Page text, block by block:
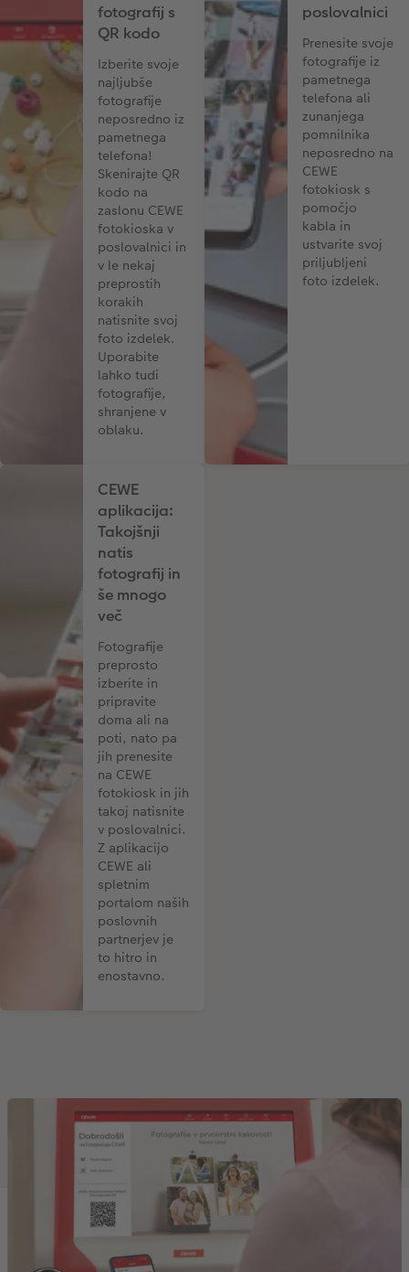
fotografij s
QR kodo
Izberite svoje
najljubše
fotografije
neposredno iz
pametnega
telefona!
Skenirajte QR
kodo na
zaslonu CEWE
fotokioska v
poslovalnici in
v le nekaj
preprostih
korakih
natisnite svoj
foto izdelek.
Uporabite
lahko tudi
fotografije,
shranjene v
oblaku.
poslovalnici
Prenesite svoje
fotografije iz
pametnega
telefona ali
zunanjega
pomnilnika
neposredno na
CEWE
fotokiosk s
pomočjo
kabla in
ustvarite svoj
priljubljeni
foto izdelek.
CEWE
aplikacija:
Takojšnji
natis
fotografij in
še mnogo
več
Fotografije
preprosto
izberite in
pripravite
doma ali na
poti, nato pa
jih prenesite
na CEWE
fotokiosk in jih
takoj natisnite
v poslovalnici.
Z aplikacijo
CEWE ali
spletnim
portalom naših
poslovnih
partnerjev je
to hitro in
enostavno.